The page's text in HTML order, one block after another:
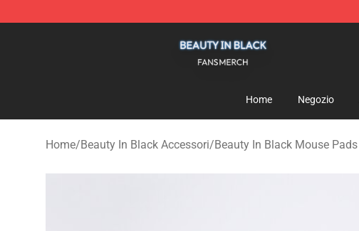
Home Negozio
Home/Beauty In Black Accessori/Beauty In Black Mouse Pads